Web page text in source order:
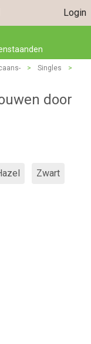
Login
> Singles
>
door
Zwart